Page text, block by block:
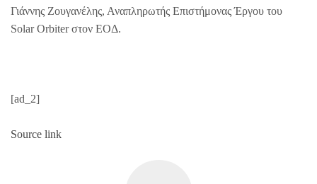
Γιάννης Ζουγανέλης, Αναπληρωτής Επιστήμονας Έργου του
Solar Orbiter στον ΕΟΔ.
[ad_2]
Source link